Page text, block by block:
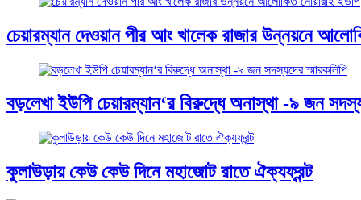
চেয়ারম্যান দেওয়ান পীর আং খালেক রাজার উন্নয়নে
বড়লেখা ইউপি চেয়ারম্যান‘র বিরুদ্ধে অনাস্থা -৯ জন
কুলাউড়ায় কেউ কেউ দিনে মহাজোট রাতে ঐক্যফ্রন্ট